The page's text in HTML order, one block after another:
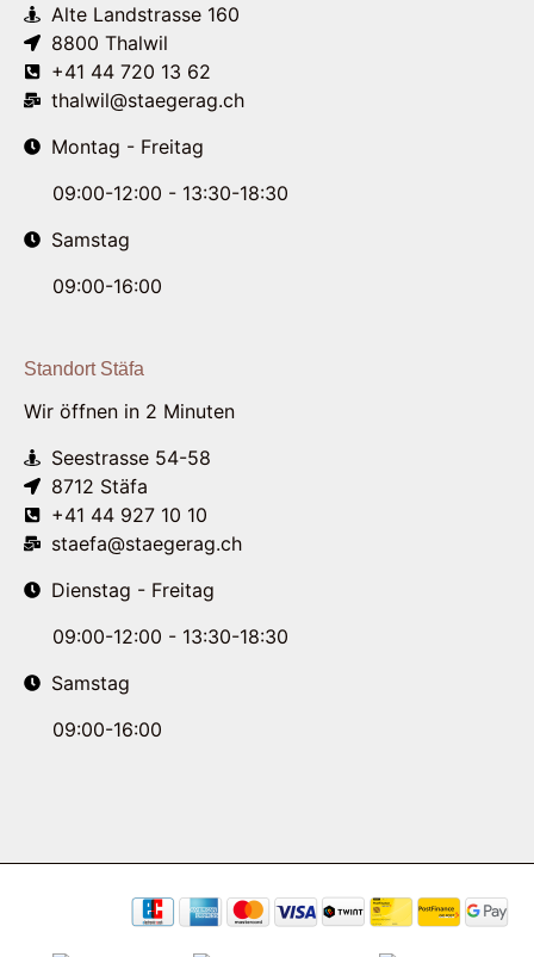
Alte Landstrasse 160
8800 Thalwil
+41 44 720 13 62
thalwil@staegerag.ch
Montag - Freitag
09:00-12:00 - 13:30-18:30
Samstag
09:00-16:00
Standort Stäfa
Wir öffnen in 2 Minuten
Seestrasse 54-58
8712 Stäfa
+41 44 927 10 10
staefa@staegerag.ch
Dienstag - Freitag
09:00-12:00 - 13:30-18:30
Samstag
09:00-16:00